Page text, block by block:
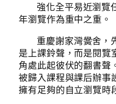
強化全平易近瀏覽
年瀏覽作為重中之重。
重慶謝家灣黌舍，
是上課鈴聲，而是閱覽
角處此起彼伏的翻書聲
被歸入課程與課后辦事
擁有足夠的自立瀏覽時